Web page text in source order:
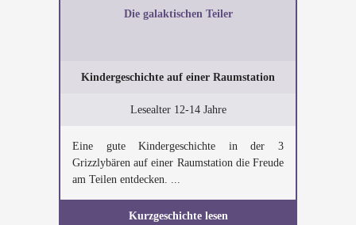
Die galaktischen Teiler
Kindergeschichte auf einer Raumstation
Lesealter 12-14 Jahre
Eine gute Kindergeschichte in der 3
Grizzlybären auf einer Raumstation die Freude
am Teilen entdecken. ...
Kurzgeschichte lesen